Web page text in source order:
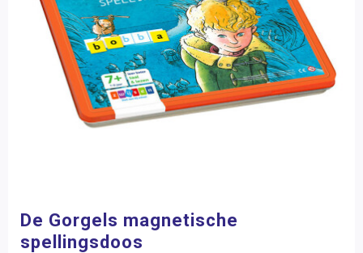
De Gorgels magnetische
spellingsdoos